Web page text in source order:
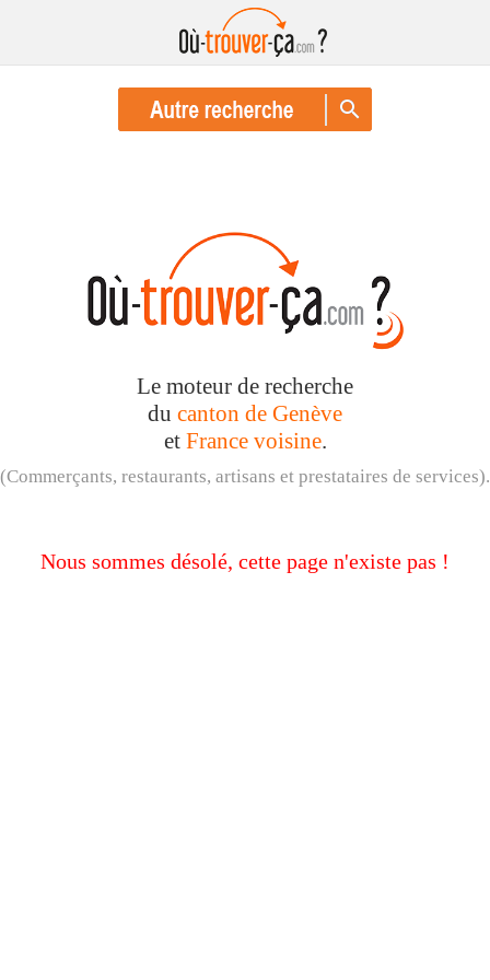
Le moteur de recherche
du canton de Genève
et France voisine.
(Commerçants, restaurants, artisans et prestataires de services).
Nous sommes désolé, cette page n'existe pas !